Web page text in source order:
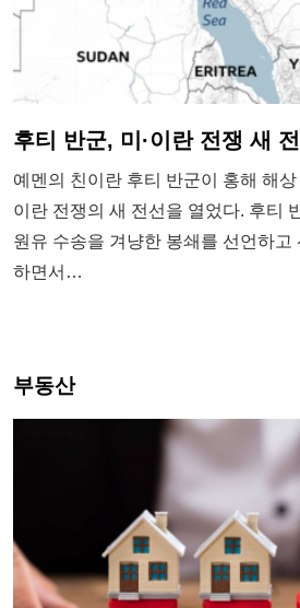
후티 반군, 미·이란 전쟁 새
예멘의 친이란 후티 반군이 홍해 해
이란 전쟁의 새 전선을 열었다. 후티
원유 수송을 겨냥한 봉쇄를 선언하고
하면서…
부동산